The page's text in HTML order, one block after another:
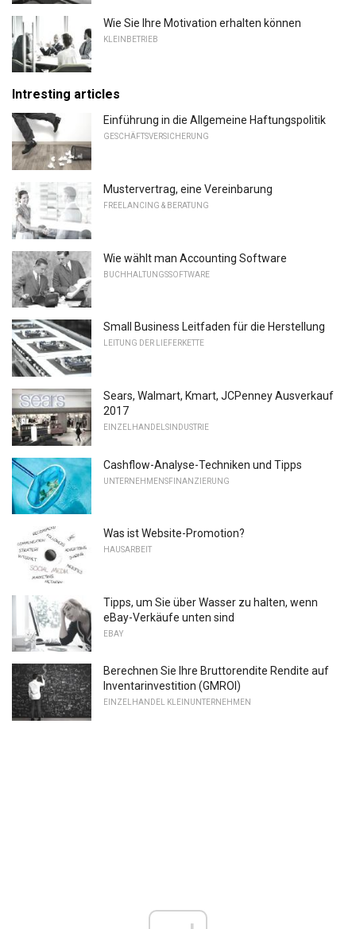
Wie Sie Ihre Motivation erhalten können
KLEINBETRIEB
Intresting articles
Einführung in die Allgemeine Haftungspolitik
GESCHÄFTSVERSICHERUNG
Mustervertrag, eine Vereinbarung
FREELANCING & BERATUNG
Wie wählt man Accounting Software
BUCHHALTUNGSSOFTWARE
Small Business Leitfaden für die Herstellung
LEITUNG DER LIEFERKETTE
Sears, Walmart, Kmart, JCPenney Ausverkauf
2017
EINZELHANDELSINDUSTRIE
Cashflow-Analyse-Techniken und Tipps
UNTERNEHMENSFINANZIERUNG
Was ist Website-Promotion?
HAUSARBEIT
Tipps, um Sie über Wasser zu halten, wenn
eBay-Verkäufe unten sind
EBAY
Berechnen Sie Ihre Bruttorendite Rendite auf
Inventarinvestition (GMROI)
EINZELHANDEL KLEINUNTERNEHMEN